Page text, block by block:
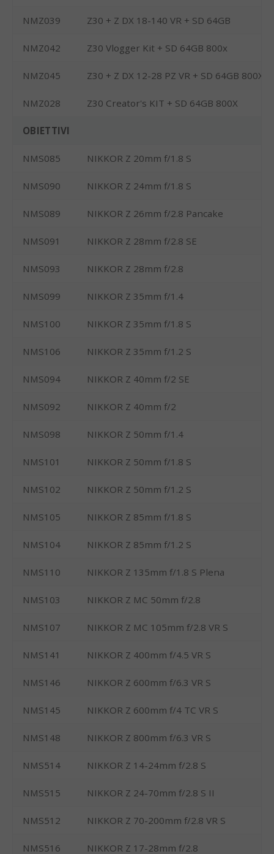
NMZ039 Z30 + Z DX 18-140 VR + SD 64GB
NMZ042 Z30 Vlogger Kit + SD 64GB 800x
NMZ045 Z30 + Z DX 12-28 PZ VR + SD 64GB 800X
NMZ028 Z30 Creator's KIT + SD 64GB 800X
OBIETTIVI
NMS085 NIKKOR Z 20mm f/1.8 S
NMS090 NIKKOR Z 24mm f/1.8 S
NMS089 NIKKOR Z 26mm f/2.8 Pancake
NMS091 NIKKOR Z 28mm f/2.8 SE
NMS093 NIKKOR Z 28mm f/2.8
NMS099 NIKKOR Z 35mm f/1.4
NMS100 NIKKOR Z 35mm f/1.8 S
NMS106 NIKKOR Z 35mm f/1.2 S
NMS094 NIKKOR Z 40mm f/2 SE
NMS092 NIKKOR Z 40mm f/2
NMS098 NIKKOR Z 50mm f/1.4
NMS101 NIKKOR Z 50mm f/1.8 S
NMS102 NIKKOR Z 50mm f/1.2 S
NMS105 NIKKOR Z 85mm f/1.8 S
NMS104 NIKKOR Z 85mm f/1.2 S
NMS110 NIKKOR Z 135mm f/1.8 S Plena
NMS103 NIKKOR Z MC 50mm f/2.8
NMS107 NIKKOR Z MC 105mm f/2.8 VR S
NMS141 NIKKOR Z 400mm f/4.5 VR S
NMS146 NIKKOR Z 600mm f/6.3 VR S
NMS145 NIKKOR Z 600mm f/4 TC VR S
NMS148 NIKKOR Z 800mm f/6.3 VR S
NMS514 NIKKOR Z 14-24mm f/2.8 S
NMS515 NIKKOR Z 24-70mm f/2.8 S II
NMS512 NIKKOR Z 70-200mm f/2.8 VR S
NMS516 NIKKOR Z 17-28mm f/2.8